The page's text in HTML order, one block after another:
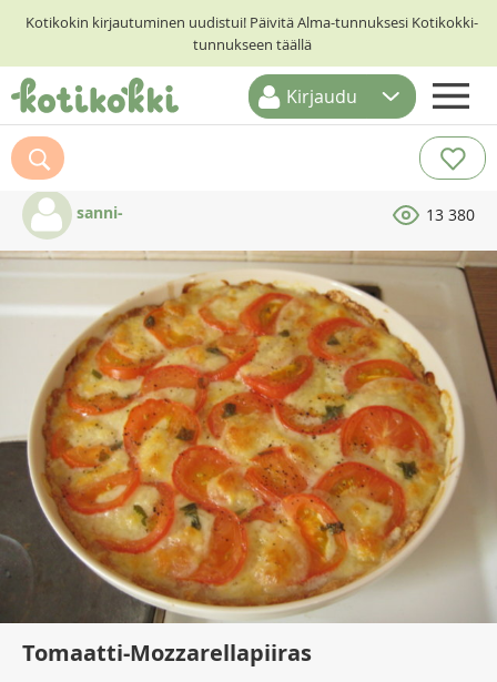
Kotikokin kirjautuminen uudistui! Päivitä Alma-tunnuksesi Kotikokki-
tunnukseen täällä
ETUSIVU
RESEPTIHAKU
RUOKATEEMAT
KESKUSTELUT
KOTIKOKIT
Kirjaudu
sanni- 13 380
Tomaatti-Mozzarellapiiras